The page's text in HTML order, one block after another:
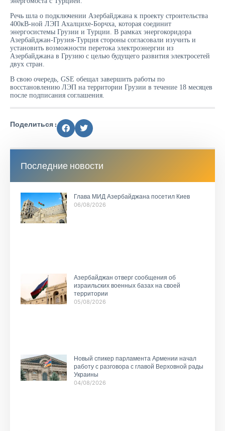
Речь шла о подключении Азербайджана к проекту строительства
400кВ-ной ЛЭП Ахалцихе-Борчха, которая соединит
энергосистемы Грузии и Турции. В рамках энергокоридора
Азербайджан-Грузия-Турция стороны согласовали изучить и
установить возможности перетока электроэнергии из
Азербайджана в Грузию с целью будущего развития электросетей
двух стран.
В свою очередь, GSE обещал завершить работы по
восстановлению ЛЭП на территории Грузии в течение 18 месяцев
после подписания соглашения.
Поделиться :
Последние новости
Глава МИД Азербайджана посетил Киев
06/08/2026
Азербайджан отверг сообщения об
израильских военных базах на своей
территории
05/08/2026
Новый спикер парламента Армении начал
работу с разговора с главой Верховной рады
Украины
04/08/2026